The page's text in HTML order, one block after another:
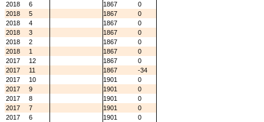
2018
6 1867
0
2018
5 1867
0
2018
4 1867
0
2018
3 1867
0
2018
2 1867
0
2018
1 1867
0
2017
12 1867
0
2017
11 1867
-34
2017
10 1901
0
2017
9 1901
0
2017
8 1901
0
2017
7 1901
0
2017
6 1901
0